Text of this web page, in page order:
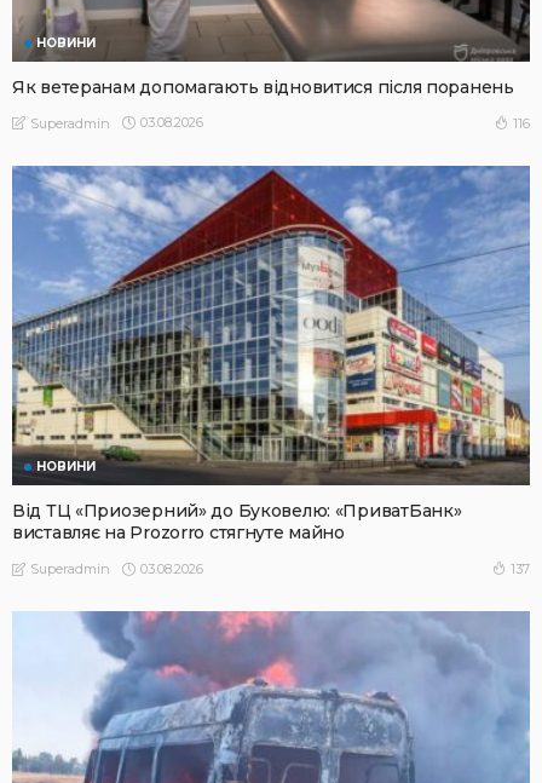
НОВИНИ
Як ветеранам допомагають відновитися після поранень
Superadmin 03.08.2026 116
НОВИНИ
Від ТЦ «Приозерний» до Буковелю: «ПриватБанк»
виставляє на Prozorro стягнуте майно
Superadmin 03.08.2026 137